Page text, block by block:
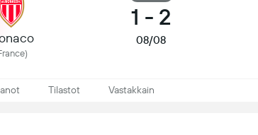
1 - 2
08/08
Tilastot Vastakkain